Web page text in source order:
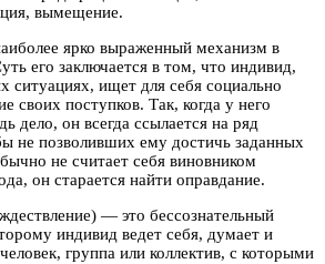
вымещение.
ярко выраженный механизм в
его заключается в том, что индивид,
ситуациях, ищет для себя социально
своих поступков. Так, когда у него
дело, он всегда ссылается на ряд
не позволивших ему достичь заданных
не считает себя виновником
он старается найти оправдание.
— это бессознательный
индивид ведет себя, думает и
группа или коллектив, с которыми